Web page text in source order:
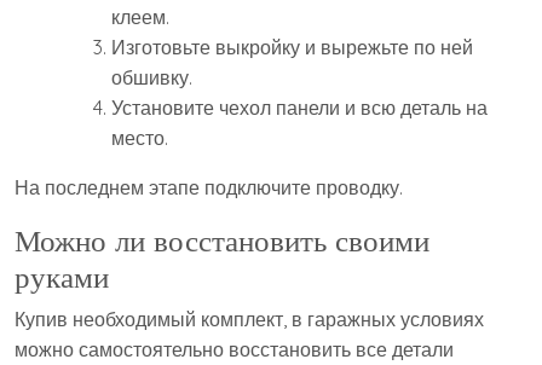
клеем.
Изготовьте выкройку и вырежьте по ней
обшивку.
Установите чехол панели и всю деталь на
место.
На последнем этапе подключите проводку.
Можно ли восстановить своими
руками
Купив необходимый комплект, в гаражных условиях
можно самостоятельно восстановить все детали